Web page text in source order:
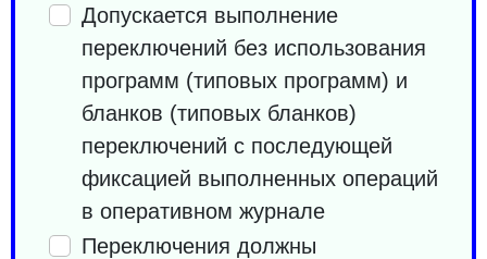
Допускается выполнение
переключений без использования
программ (типовых программ) и
бланков (типовых бланков)
переключений с последующей
фиксацией выполненных операций
в оперативном журнале
Переключения должны